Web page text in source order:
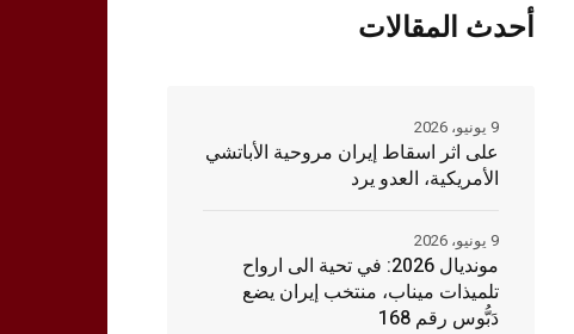
أحدث المقالات
على اثر اسقاط إيران مروحية الأباتشي
الأمريكية، العدو يرد
9 يونيو، 2026
مونديال 2026: في تحية الى ارواح
تلميذات ميناب، منتخب إيران يضع
دَبُّوس رقم 168
9 يونيو، 2026